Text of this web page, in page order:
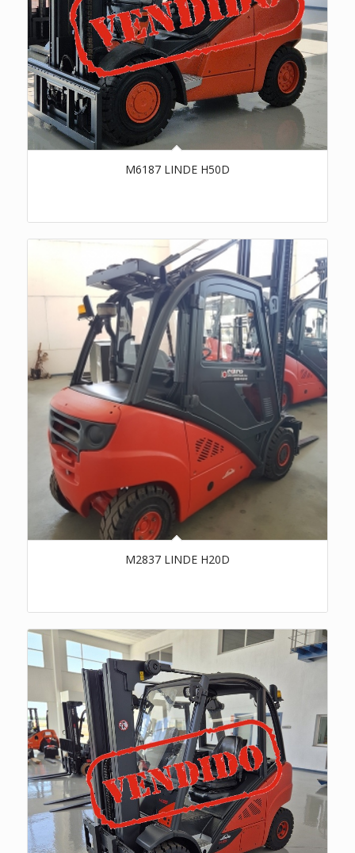
M6187 LINDE H50D
M2837 LINDE H20D